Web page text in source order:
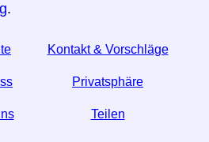
.
Kontakt & Vorschläge
Privatsphäre
Teilen